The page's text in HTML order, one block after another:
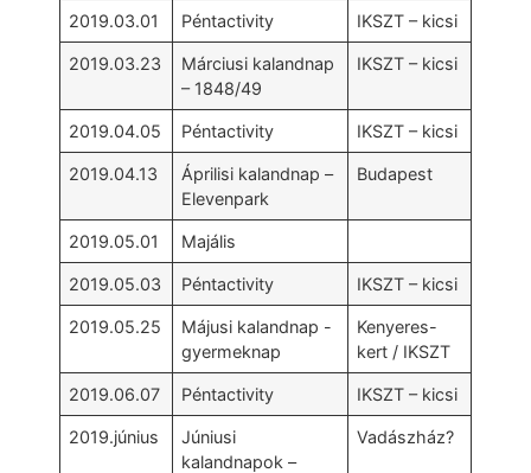
2019.03.01 Péntactivity IKSZT – kicsi
2019.03.23
Márciusi kalandnap
– 1848/49
IKSZT – kicsi
2019.04.05 Péntactivity IKSZT – kicsi
2019.04.13
Áprilisi kalandnap –
Elevenpark
Budapest
2019.05.01 Majális
2019.05.03 Péntactivity IKSZT – kicsi
2019.05.25
Májusi kalandnap -
gyermeknap
Kenyeres-
kert / IKSZT
2019.06.07 Péntactivity IKSZT – kicsi
2019.június
Júniusi
kalandnapok –
Vadászház?